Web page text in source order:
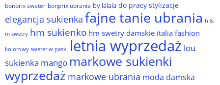
bonprix sweter bonprix ubrania by lalala do pracy stylizacje
elegancja sukienka fajne tanie ubrania h &
m swetry hm sukienko hm swetry damskie italia fashion
kolorowy sweter w paski letnia wyprzedaż lou
sukienka mango markowe sukienki
wyprzedaż markowe ubrania moda damska